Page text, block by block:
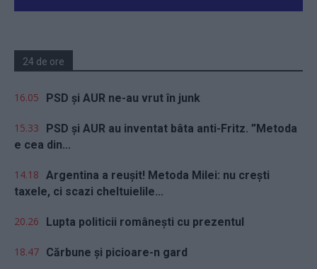
24 de ore
16.05 PSD și AUR ne-au vrut în junk
15.33
PSD și AUR au inventat bâta anti-Fritz. ”Metoda
e cea din...
14.18 Argentina a reușit! Metoda Milei: nu crești
taxele, ci scazi cheltuielile...
20.26 Lupta politicii românești cu prezentul
18.47 Cărbune și picioare-n gard